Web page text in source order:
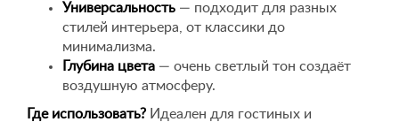
Универсальность — подходит для разных
стилей интерьера, от классики до
минимализма.
Глубина цвета — очень светлый тон создаёт
воздушную атмосферу.
Где использовать? Идеален для гостиных и